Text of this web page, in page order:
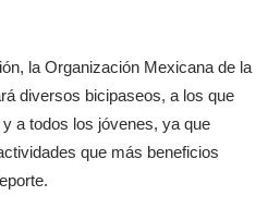
la Organización Mexicana de la
diversos bicipaseos, a los que
a todos los jóvenes, ya que
que más beneficios